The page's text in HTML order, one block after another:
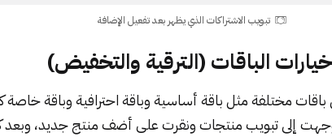
تبويب الاشتراكات الذي يظهر بعد تفعيل الإضافة
الباقات (الترقية والتخفيض)
باقات مختلفة مثل باقة أساسية وباقة احترافية وباقة
إلى تبويب منتجات ونقرت على أضف منتج جديد، وبعد